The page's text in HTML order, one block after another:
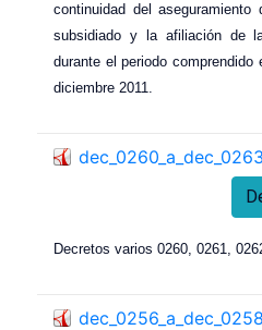
continuidad del
subsidiado y la afiliación de
durante el periodo
diciembre 2011.
Decretos varios 0260, 0261,